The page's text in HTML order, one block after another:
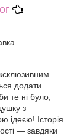
додати
те ні було,
з
ідеєю! Історія
— завдяки